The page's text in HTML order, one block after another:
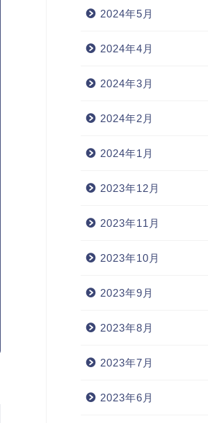
2024年5月
2024年4月
2024年3月
2024年2月
2024年1月
2023年12月
2023年11月
2023年10月
2023年9月
2023年8月
2023年7月
2023年6月